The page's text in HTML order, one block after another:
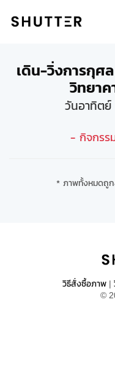
เดิน-วิ่งการกุศ
วิทยา
วันอาทิต
- กิจกรร
* ภาพทั้งหมดถูก
วิธีสั่งซื้อภาพ|
©